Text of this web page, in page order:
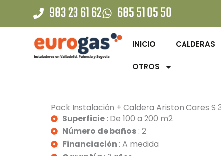
983 23 61 62 685 51 05 50
INICIO CALDERAS
OTROS
Pack Instalación + Caldera Ariston Cares S
Superficie: De 100 a 200 m2
Número de baños: 2
Financiación : A medida